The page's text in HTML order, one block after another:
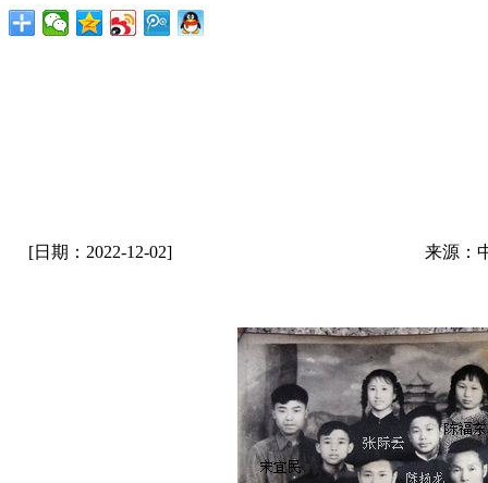
[日期：2022-12-02] 来源：